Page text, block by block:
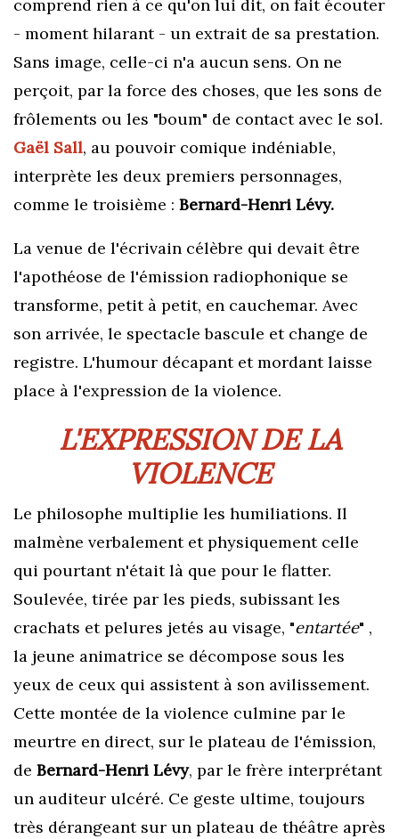
comprend rien à ce qu'on lui dit, on fait écouter
- moment hilarant - un extrait de sa prestation.
Sans image, celle-ci n'a aucun sens. On ne
perçoit, par la force des choses, que les sons de
frôlements ou les "boum" de contact avec le sol.
Gaël Sall, au pouvoir comique indéniable,
interprète les deux premiers personnages,
comme le troisième : Bernard-Henri Lévy.
La venue de l'écrivain célèbre qui devait être
l'apothéose de l'émission radiophonique se
transforme, petit à petit, en cauchemar. Avec
son arrivée, le spectacle bascule et change de
registre. L'humour décapant et mordant laisse
place à l'expression de la violence.
L'EXPRESSION DE LA
VIOLENCE
Le philosophe multiplie les humiliations. Il
malmène verbalement et physiquement celle
qui pourtant n'était là que pour le flatter.
Soulevée, tirée par les pieds, subissant les
crachats et pelures jetés au visage, "entartée" ,
la jeune animatrice se décompose sous les
yeux de ceux qui assistent à son avilissement.
Cette montée de la violence culmine par le
meurtre en direct, sur le plateau de l'émission,
de Bernard-Henri Lévy, par le frère interprétant
un auditeur ulcéré. Ce geste ultime, toujours
très dérangeant sur un plateau de théâtre après